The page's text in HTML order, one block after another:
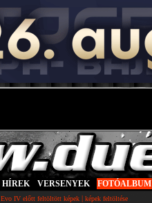
HÍREK VERSENYEK FOTÓALBUM
Evo IV előtt feltöltött képek | képek feltöltése